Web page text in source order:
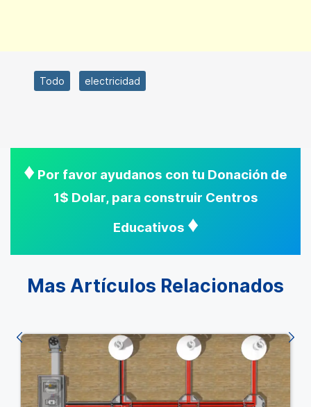
Todo electricidad
♦ Por favor ayudanos con tu Donación de
1$ Dolar, para construir Centros
Educativos ♦
Mas Artículos Relacionados